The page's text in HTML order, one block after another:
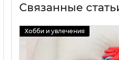
Связанные
Хобби и увлечения